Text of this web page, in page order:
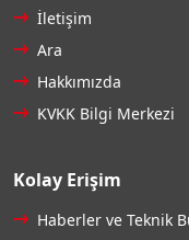
İletişim
Ara
Hakkımızda
KVKK Bilgi Merkezi
Kolay Erişim
Haberler ve Teknik